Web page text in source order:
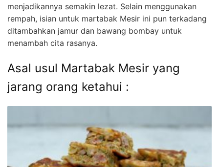
menjadikannya semakin lezat. Selain menggunakan
rempah, isian untuk martabak Mesir ini pun terkadang
ditambahkan jamur dan bawang bombay untuk
menambah cita rasanya.
Asal usul Martabak Mesir yang
jarang orang ketahui :